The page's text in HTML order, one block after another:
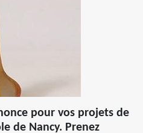
pour vos projets de
de Nancy. Prenez